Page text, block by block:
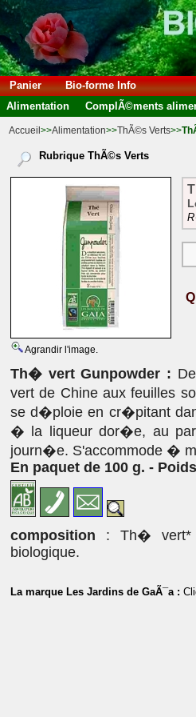
Panier
Bio-forme Info
Alimentation
ComplÃ©ments
Accueil >>Alimentation>>ThÃ©s Verts>>
Rubrique ThÃ©s Verts
Agrandir l'image.
Th� vert Gunpowder :
vert de Chine aux feuilles
se d�ploie en cr�pitant
� la liqueur dor�e, au
journ�e. S'accommode �
En paquet de 100 g. -
composition : Th� vert*
biologique.
La marque Les Jardins de GaÃ¯a :